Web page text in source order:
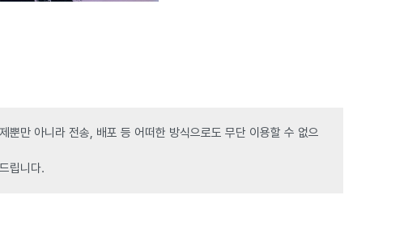
뿐만 아니라 전송, 배포 등 어떠한 방식으로도 무단 이용할 수 없으
립니다.